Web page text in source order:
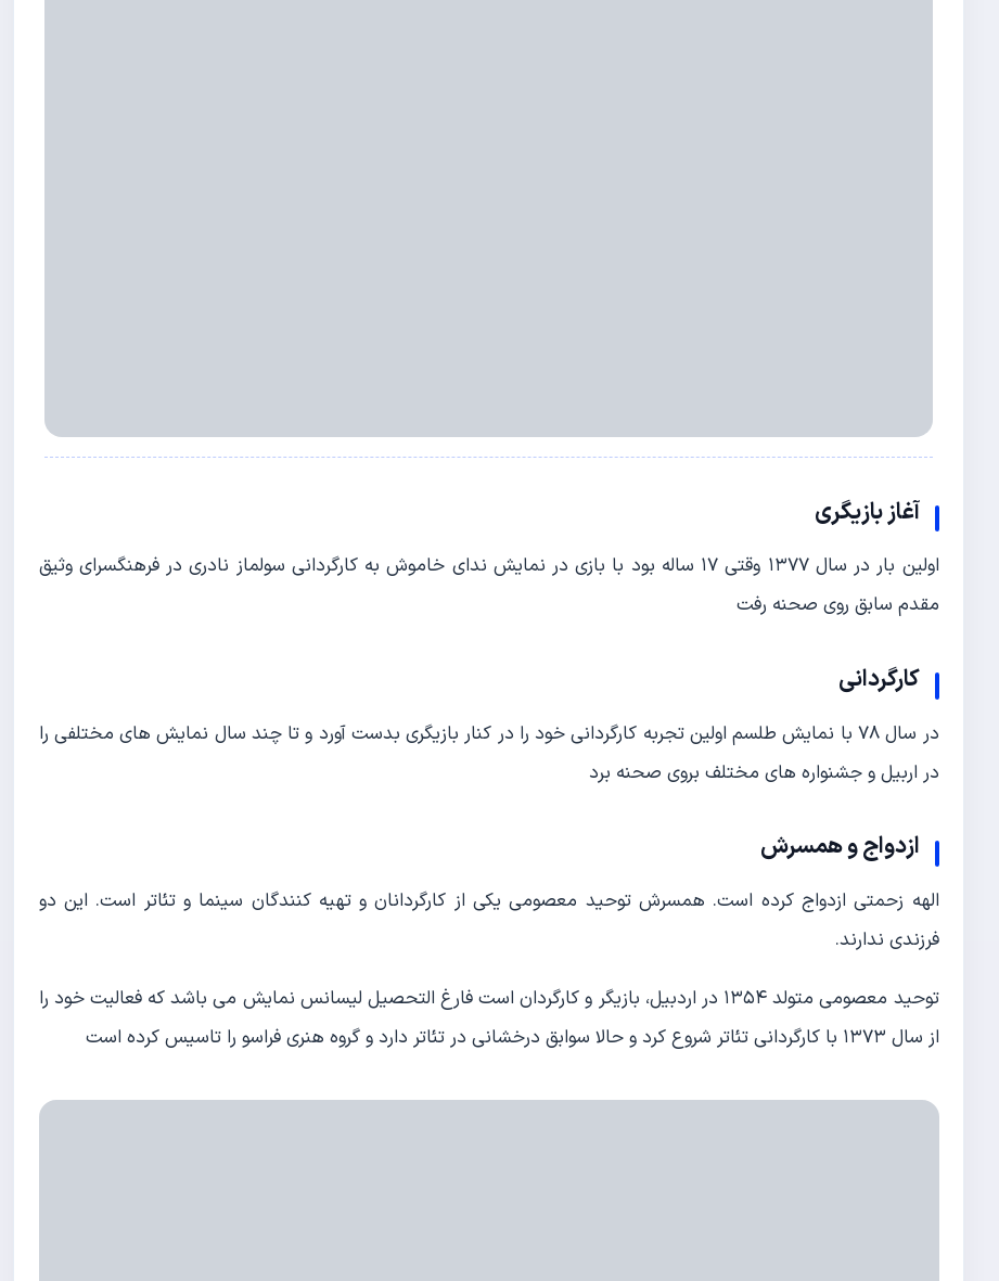
آغاز بازیگری
اولین بار در سال ۱۳۷۷ وقتی ۱۷ ساله بود با بازی در نمایش ندای خاموش به کارگردانی سولماز نادری در فرهنگسرای وثیق
مقدم سابق روی صحنه رفت
کارگردانی
در سال ۷۸ با نمایش طلسم اولین تجربه کارگردانی خود را در کنار بازیگری بدست آورد و تا چند سال نمایش های مختلفی را
در اربیل و جشنواره های مختلف بروی صحنه برد
ازدواج و همسرش
الهه زحمتی ازدواج کرده است. همسرش توحید معصومی یکی از کارگردانان و تهیه کنندگان سینما و تئاتر است. این دو
فرزندی ندارند.
توحید معصومی متولد ۱۳۵۴ در اردبیل، بازیگر و کارگردان است فارغ التحصیل لیسانس نمایش می باشد که فعالیت خود را
از سال ۱۳۷۳ با کارگردانی تئاتر شروع کرد و حالا سوابق درخشانی در تئاتر دارد و گروه هنری فراسو را تاسیس کرده است